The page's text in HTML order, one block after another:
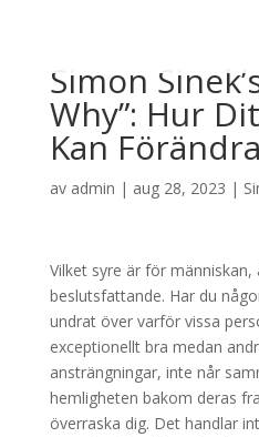
Simon
Why”: Hur
Kan
av admin | aug 28, 2023 |
Vilket syre är för människan,
beslutsfattande. Har du
undrat över varför vissa
exceptionellt bra medan
ansträngningar, inte når
hemligheten bakom deras
överraska dig. Det handlar